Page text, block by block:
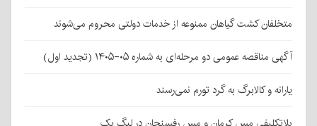
متخلفان کشت گیاهان ممنوعه از خدمات دولتی محروم می‌شوند
آگهی مناقصه عمومی دو مرحله‌ای به شماره ۰۵-۱۴۰۵ (تجدید اول)
یارانه و کالابرگ به گرد تورم نمی‌رسند